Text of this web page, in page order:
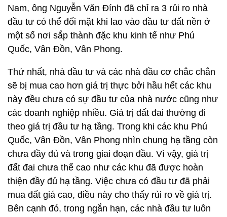
Nam, ông Nguyễn Văn Đính đã chỉ ra 3 rủi ro nhà
đầu tư có thể đối mặt khi lao vào đầu tư đất nền ở
một số nơi sắp thành đặc khu kinh tế như Phú
Quốc, Vân Đồn, Vân Phong.
Thứ nhất, nhà đầu tư và các nhà đầu cơ chắc chắn
sẽ bị mua cao hơn giá trị thực bởi hầu hết các khu
này đều chưa có sự đầu tư của nhà nước cũng như
các doanh nghiệp nhiều. Giá trị đất đai thường đi
theo giá trị đầu tư hạ tầng. Trong khi các khu Phú
Quốc, Vân Đồn, Vân Phong nhìn chung hạ tầng còn
chưa đầy đủ và trong giai đoạn đầu. Vì vậy, giá trị
đất đai chưa thể cao như các khu đã được hoàn
thiện đầy đủ hạ tầng. Việc chưa có đầu tư đã phải
mua đất giá cao, điều này cho thấy rủi ro về giá trị.
Bên cạnh đó, trong ngắn hạn, các nhà đầu tư luôn